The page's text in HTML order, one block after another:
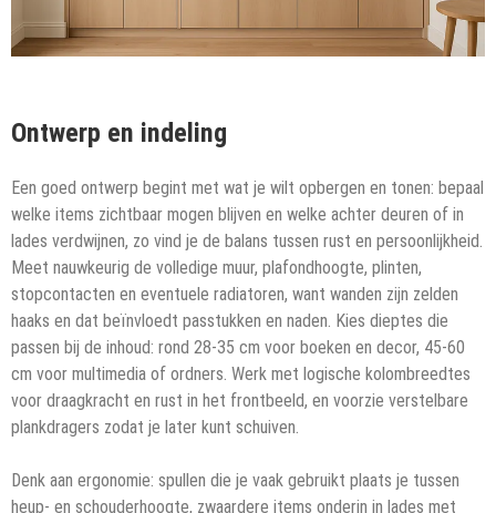
Ontwerp en indeling
Een goed ontwerp begint met wat je wilt opbergen en tonen: bepaal
welke items zichtbaar mogen blijven en welke achter deuren of in
lades verdwijnen, zo vind je de balans tussen rust en persoonlijkheid.
Meet nauwkeurig de volledige muur, plafondhoogte, plinten,
stopcontacten en eventuele radiatoren, want wanden zijn zelden
haaks en dat beïnvloedt passtukken en naden. Kies dieptes die
passen bij de inhoud: rond 28-35 cm voor boeken en decor, 45-60
cm voor multimedia of ordners. Werk met logische kolombreedtes
voor draagkracht en rust in het frontbeeld, en voorzie verstelbare
plankdragers zodat je later kunt schuiven.
Denk aan ergonomie: spullen die je vaak gebruikt plaats je tussen
heup- en schouderhoogte, zwaardere items onderin in lades met